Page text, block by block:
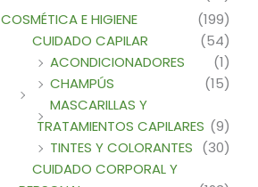
COSMÉTICA E HIGIENE
(199)
CUIDADO CAPILAR
(54)
ACONDICIONADORES
(1)
CHAMPÚS
(15)
MASCARILLAS Y
TRATAMIENTOS CAPILARES (9)
TINTES Y COLORANTES (30)
CUIDADO CORPORAL Y